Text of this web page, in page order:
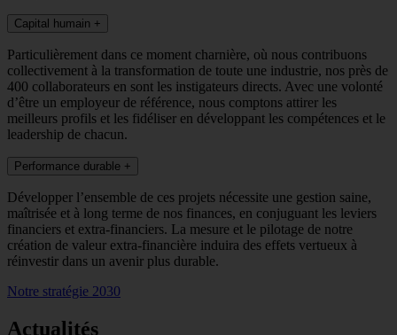
Capital humain +
Particulièrement dans ce moment charnière, où nous contribuons
collectivement à la transformation de toute une industrie, nos près de
400 collaborateurs en sont les instigateurs directs. Avec une volonté
d’être un employeur de référence, nous comptons attirer les
meilleurs profils et les fidéliser en développant les compétences et le
leadership de chacun.
Performance durable +
Développer l’ensemble de ces projets nécessite une gestion saine,
maîtrisée et à long terme de nos finances, en conjuguant les leviers
financiers et extra-financiers. La mesure et le pilotage de notre
création de valeur extra-financière induira des effets vertueux à
réinvestir dans un avenir plus durable.
Notre stratégie 2030
Actualités